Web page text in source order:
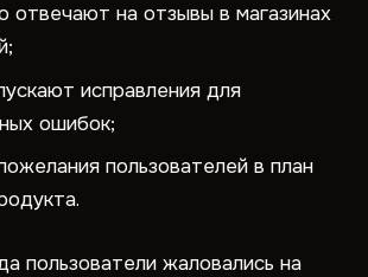
отвечают на отзывы в магазинах
исправления для
ошибок;
пользователей в план
пользователи жаловались на